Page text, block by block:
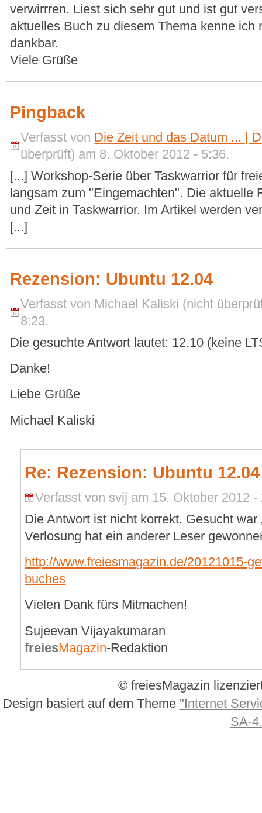
verwirrren. Liest sich sehr gut und ist gut
aktuelles Buch zu diesem Thema kenne ich
dankbar.
Viele Grüße
Pingback
Verfasst von Die Zeit und das Datum ... |
überprüft) am 8. Oktober 2012 - 5:36.
[...] Workshop-Serie über Taskwarrior für
langsam zum "Eingemachten". Die aktuelle
und Zeit in Taskwarrior. Im Artikel werden
[...]
Rezension: Ubuntu 12.04
Verfasst von Michael Kaliski (nicht
8:23.
Die gesuchte Antwort lautet: 12.10 (keine
Danke!
Liebe Grüße
Michael Kaliski
Re: Rezension: Ubuntu 12.04
Verfasst von svij am 15. Oktober 2012 -
Die Antwort ist nicht korrekt. Gesucht war
Verlosung hat ein anderer Leser
http://www.freiesmagazin.de/20121015-
buches
Vielen Dank fürs Mitmachen!
Sujeevan Vijayakumaran
freiesMagazin-Redaktion
© freiesMagazin
Design basiert auf dem Theme "Internet
SA-